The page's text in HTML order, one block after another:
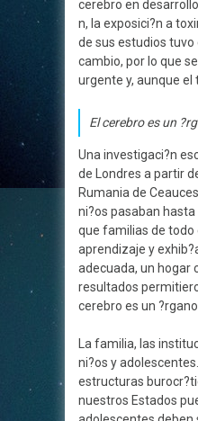
cerebro en
n, la exposici?n a
de sus estudios tuvo
cambio, por lo que
urgente y, aunque el
El cerebro es un
Una investigaci?n
de Londres a partir
Rumania de
ni?os pasaban
que familias de todo
aprendizaje y
adecuada, un hogar
resultados
cerebro es un
La familia, las
ni?os y
estructuras
nuestros Estados